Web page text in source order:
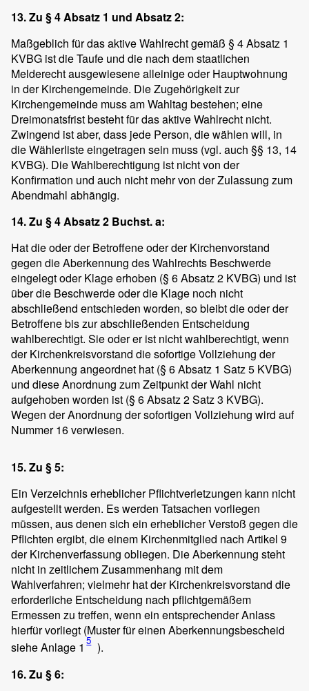
13. Zu § 4 Absatz 1 und Absatz 2:
Maßgeblich für das aktive Wahlrecht gemäß § 4 Absatz 1
KVBG ist die Taufe und die nach dem staatlichen
Melderecht ausgewiesene alleinige oder Hauptwohnung
in der Kirchengemeinde. Die Zugehörigkeit zur
Kirchengemeinde muss am Wahltag bestehen; eine
Dreimonatsfrist besteht für das aktive Wahlrecht nicht.
Zwingend ist aber, dass jede Person, die wählen will, in
die Wählerliste eingetragen sein muss (vgl. auch §§ 13, 14
KVBG). Die Wahlberechtigung ist nicht von der
Konfirmation und auch nicht mehr von der Zulassung zum
Abendmahl abhängig.
14. Zu § 4 Absatz 2 Buchst. a:
Hat die oder der Betroffene oder der Kirchenvorstand
gegen die Aberkennung des Wahlrechts Beschwerde
eingelegt oder Klage erhoben (§ 6 Absatz 2 KVBG) und ist
über die Beschwerde oder die Klage noch nicht
abschließend entschieden worden, so bleibt die oder der
Betroffene bis zur abschließenden Entscheidung
wahlberechtigt. Sie oder er ist nicht wahlberechtigt, wenn
der Kirchenkreisvorstand die sofortige Vollziehung der
Aberkennung angeordnet hat (§ 6 Absatz 1 Satz 5 KVBG)
und diese Anordnung zum Zeitpunkt der Wahl nicht
aufgehoben worden ist (§ 6 Absatz 2 Satz 3 KVBG).
Wegen der Anordnung der sofortigen Vollziehung wird auf
Nummer 16 verwiesen.
15. Zu § 5:
Ein Verzeichnis erheblicher Pflichtverletzungen kann nicht
aufgestellt werden. Es werden Tatsachen vorliegen
müssen, aus denen sich ein erheblicher Verstoß gegen die
Pflichten ergibt, die einem Kirchenmitglied nach Artikel 9
der Kirchenverfassung obliegen. Die Aberkennung steht
nicht in zeitlichem Zusammenhang mit dem
Wahlverfahren; vielmehr hat der Kirchenkreisvorstand die
erforderliche Entscheidung nach pflichtgemäßem
Ermessen zu treffen, wenn ein entsprechender Anlass
hierfür vorliegt (Muster für einen Aberkennungsbescheid
siehe Anlage 1 5 ).
16. Zu § 6: